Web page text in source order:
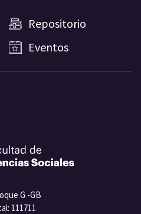
Repositorio
Eventos
G -GB
111711